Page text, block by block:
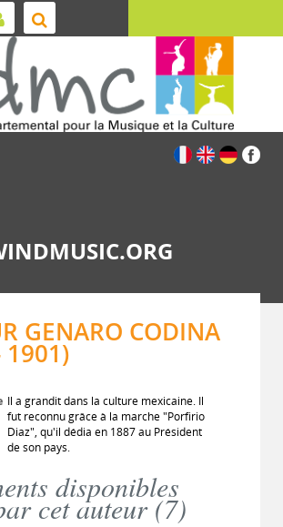
GENARO CODINA
1901)
Il a grandit dans la culture mexicaine. Il
fut reconnu grâce à la marche "Porfirio
Diaz", qu'il dédia en 1887 au Président
de son pays.
disponibles
cet auteur (7)